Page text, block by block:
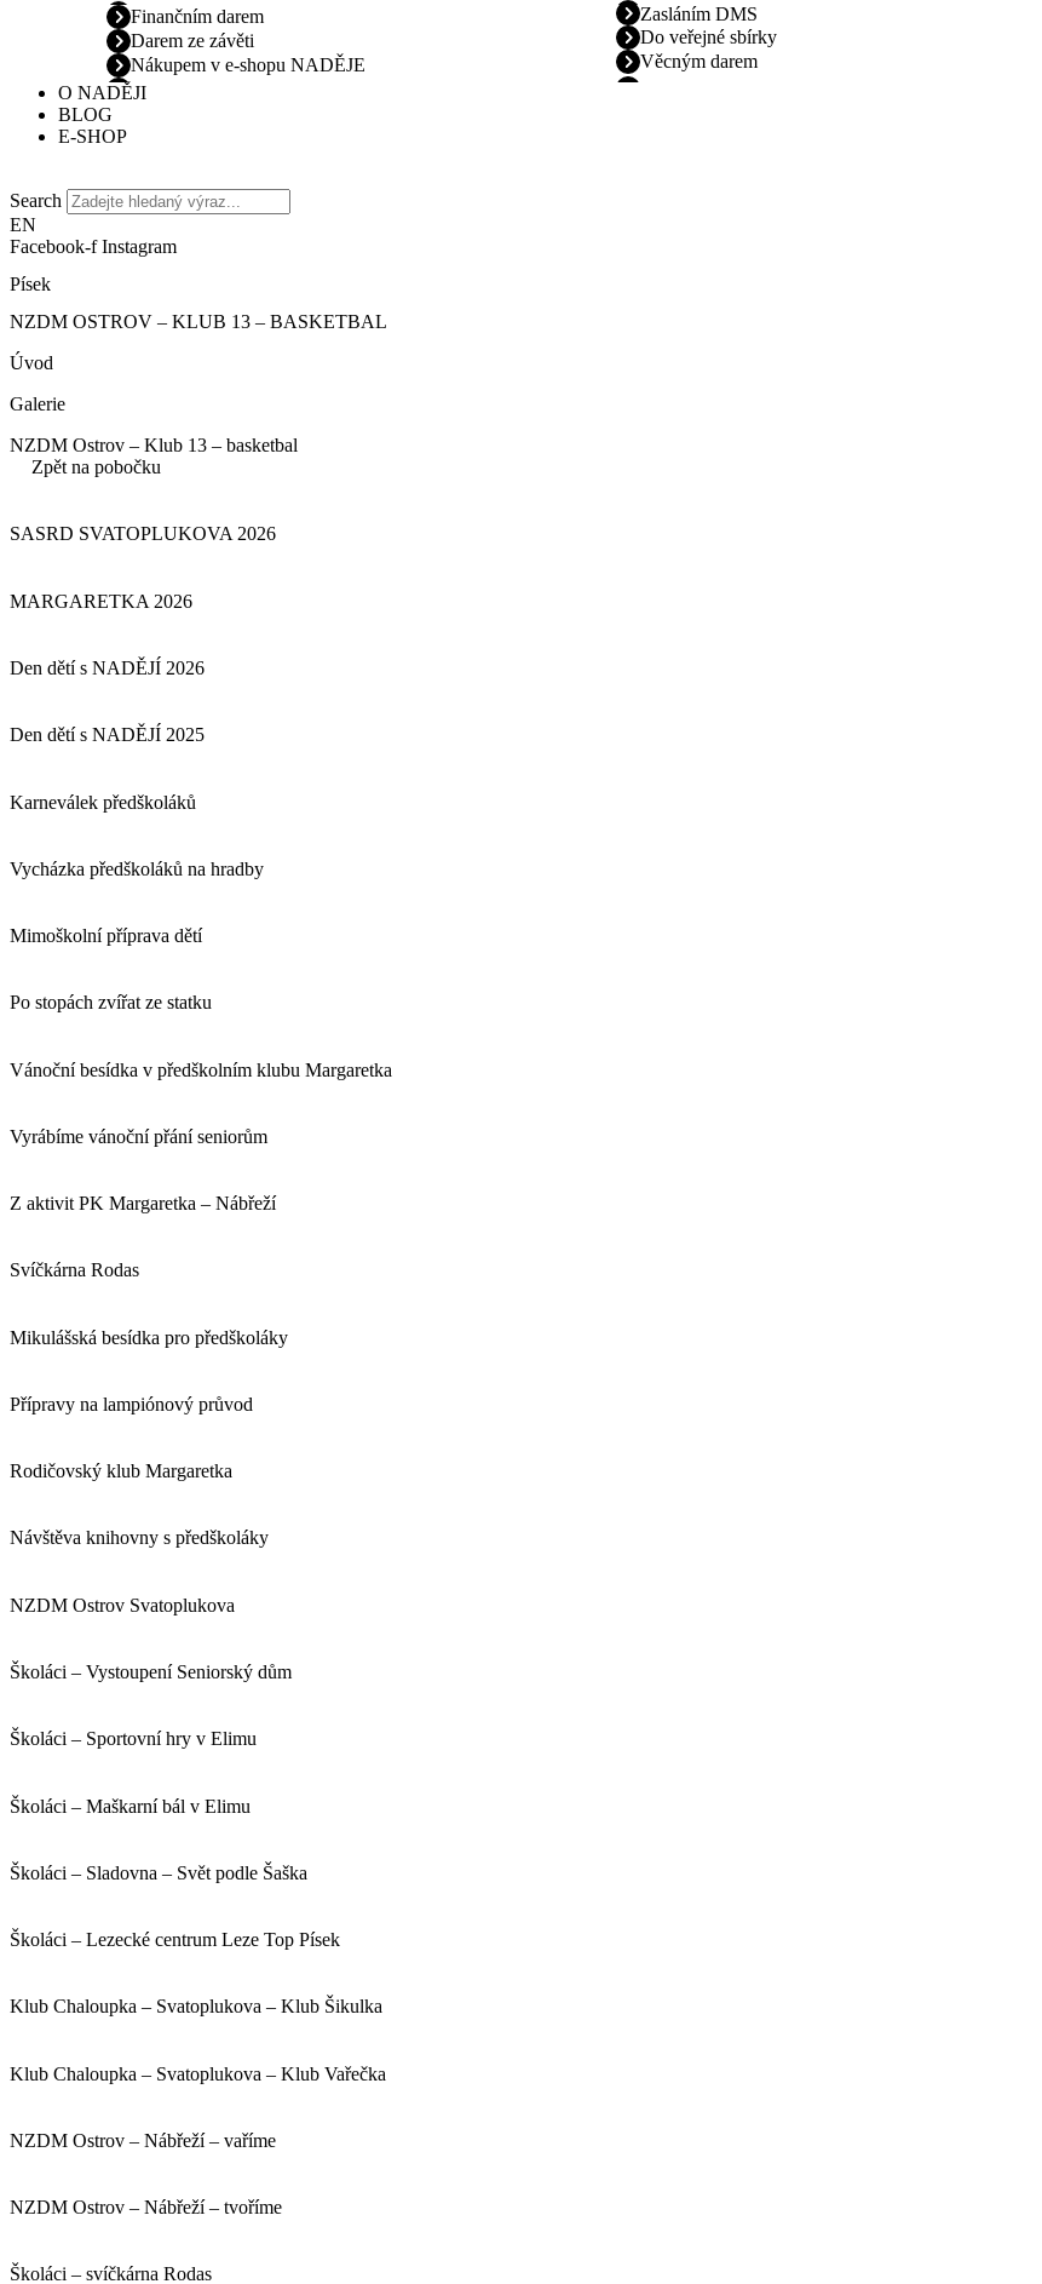
Finančním darem
Darem ze závěti
Nákupem v e-shopu NADĚJE
Zasláním DMS
Do veřejné sbírky
Věcným darem
O NADĚJI
BLOG
E-SHOP
Search
EN
Facebook-f Instagram
Písek
NZDM OSTROV – KLUB 13 – BASKETBAL
Úvod
Galerie
NZDM Ostrov – Klub 13 – basketbal
Zpět na pobočku
SASRD SVATOPLUKOVA 2026
MARGARETKA 2026
Den dětí s NADĚJÍ 2026
Den dětí s NADĚJÍ 2025
Karneválek předškoláků
Vycházka předškoláků na hradby
Mimoškolní příprava dětí
Po stopách zvířat ze statku
Vánoční besídka v předškolním klubu Margaretka
Vyrábíme vánoční přání seniorům
Z aktivit PK Margaretka – Nábřeží
Svíčkárna Rodas
Mikulášská besídka pro předškoláky
Přípravy na lampiónový průvod
Rodičovský klub Margaretka
Návštěva knihovny s předškoláky
NZDM Ostrov Svatoplukova
Školáci – Vystoupení Seniorský dům
Školáci – Sportovní hry v Elimu
Školáci – Maškarní bál v Elimu
Školáci – Sladovna – Svět podle Šaška
Školáci – Lezecké centrum Leze Top Písek
Klub Chaloupka – Svatoplukova – Klub Šikulka
Klub Chaloupka – Svatoplukova – Klub Vařečka
NZDM Ostrov – Nábřeží – vaříme
NZDM Ostrov – Nábřeží – tvoříme
Školáci – svíčkárna Rodas